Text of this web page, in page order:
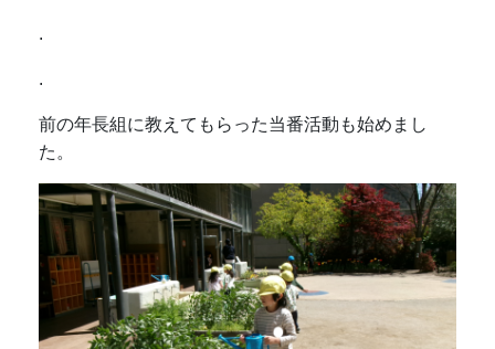
.
.
前の年長組に教えてもらった当番活動も始めまし
た。